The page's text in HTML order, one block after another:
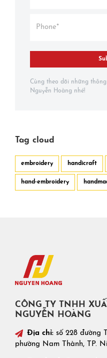
Cùng theo dõi những
Nguyễn Hoàng nhé!
Tag cloud
embroidery handicraft
hand-embroidery
CÔNG TY TNHH
NGUYỄN HOÀNG
Địa chỉ: số 228 đường
phường Nam Thành, TP.